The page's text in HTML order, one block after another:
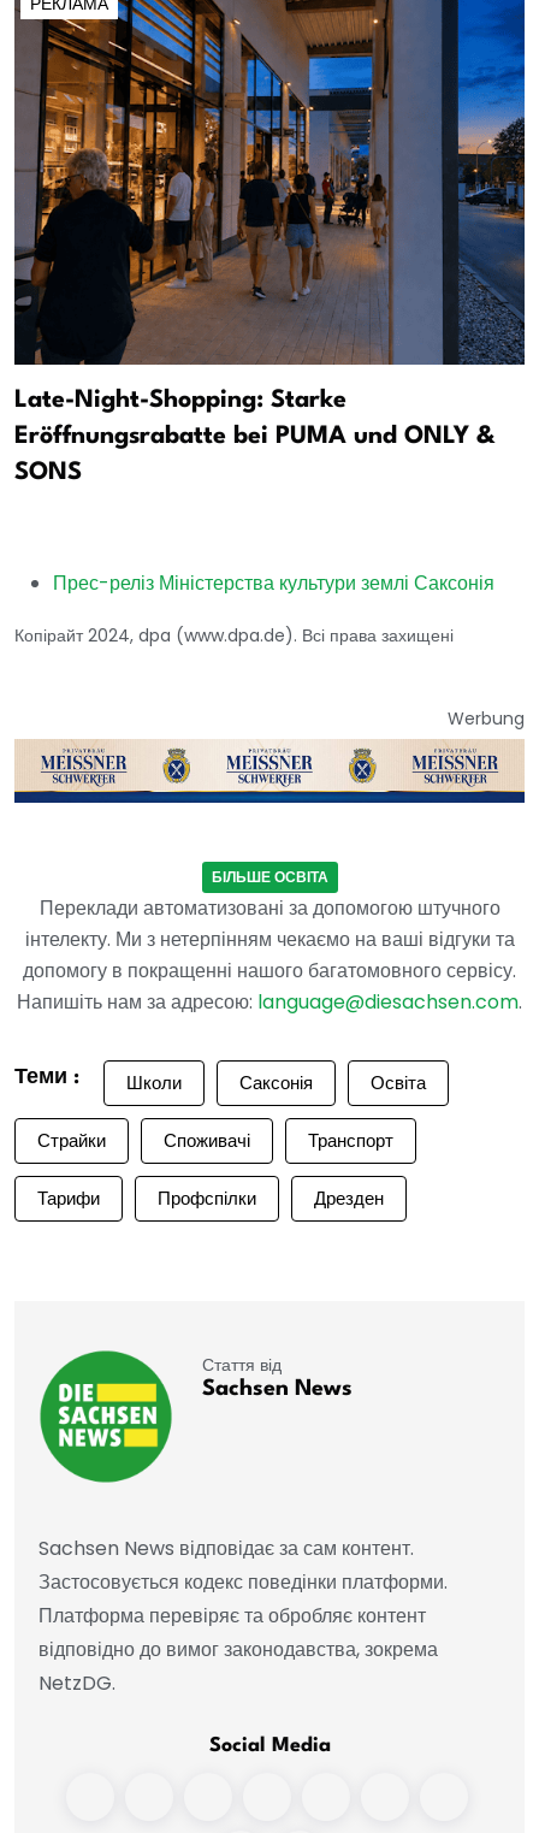
Late-Night-Shopping: Starke
Eröffnungsrabatte bei PUMA und ONLY &
SONS
Прес-реліз Міністерства культури землі Саксонія
Копірайт 2024, dpa (www.dpa.de). Всі права захищені
Werbung
БІЛЬШЕ ОСВІТА
Переклади автоматизовані за допомогою штучного
інтелекту. Ми з нетерпінням чекаємо на ваші відгуки та
допомогу в покращенні нашого багатомовного сервісу.
Напишіть нам за адресою: language@diesachsen.com.
Теми : Школи Саксонія Освіта
Страйки Споживачі Транспорт
Тарифи Профспілки Дрезден
Стаття від
Sachsen News
Sachsen News відповідає за сам контент.
Застосовується кодекс поведінки платформи.
Платформа перевіряє та обробляє контент
відповідно до вимог законодавства, зокрема
NetzDG.
Social Media